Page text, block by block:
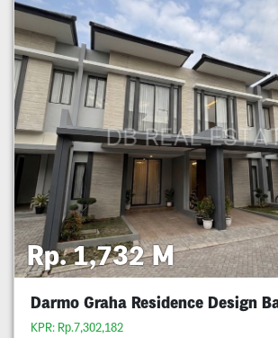
Rp. 1,732 M
Darmo Graha Residence Design
KPR: Rp.7,302,182